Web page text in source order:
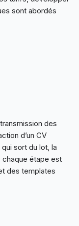
sont abordés
des
d’un CV
sort du lot, la
chaque étape est
des templates